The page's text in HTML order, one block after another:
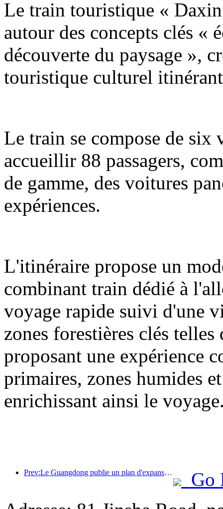
Le train touristique «
autour des concepts clés «
découverte du paysage »,
touristique culturel
Le train se compose de six
accueillir 88 passagers,
de gamme, des voitures
expériences.
L'itinéraire propose un
combinant train dédié à
voyage rapide suivi d'une
zones forestières clés
proposant une expérience
primaires, zones humides
enrichissant ainsi le
Prev:Le Guangdong publie un plan d'expansion des capacités du secteur des services pour faire de la région de la Grande Baie une destination touristique de classe mondiale.
Go